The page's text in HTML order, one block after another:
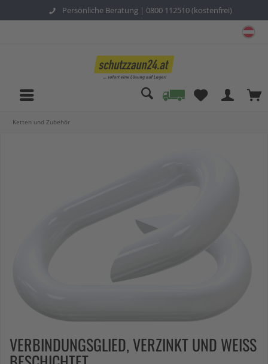
Persönliche Beratung | 0800 112510 (kostenfrei)
Ketten und Zubehör
VERBINDUNGSGLIED, VERZINKT UND WEISS B